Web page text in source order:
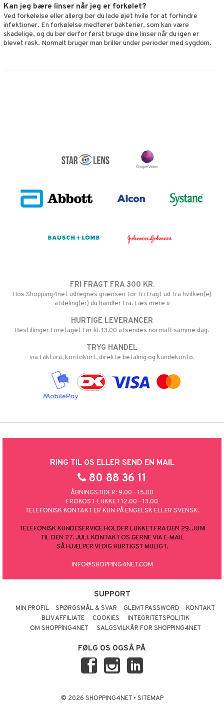
Kan jeg bære linser når jeg er forkølet?
Ved forkølelse eller allergi bør du lade øjet hvile for at forhindre
infektioner. En forkølelse medfører bakterier, som kan være
skadelige, og du bør derfor først bruge dine linser når du igen er
blevet rask. Normalt bruger man briller under perioder med sygdom.
FRI FRAGT FRA 300 KR.
Hos Shopping4net udregnes grænsen for fri fragt ud fra hvilken(e)
afdeling(er) du handler fra. Læs mere »
HURTIGE LEVERANCER
Bestillinger foretaget før kl. 13.00 afsendes normalt samme dag.
TRYG HANDEL
via faktura, kontokort, direkte betaling og kundekonto.
RING TIL OS ELLER SEND EN MAIL
80 88 36 11
ÅBNINGSTIDER: 9.00 - 15.00
FROKOST-LUKKET 12.00 - 13.00
TELEFONISK KONTAKT ER KUN PÅ ENGELSK ELLER SVENSK.
TELEFONISK KUNDESERVICE HOLDER LUKKET FRA DEN 29. JUNI
TIL DEN 27. JULI. KONTAKT OS GERNE VIA E-MAIL
SÅ HJÆLPER VI DIG HURTIGST MULIGT.
INFO@SHOPPING4NET.COM
SUPPORT
MIN PROFIL SPØRGSMÅL & SVAR GLEMT PASSWORD
KONTAKT
BLIV AFFILIATE
COOKIES
INTEGRITETSPOLITIK
OM SHOPPING4NET
SALGSVILKÅR FOR SHOPPING4NET
FØLG OS OGSÅ PÅ
© 2026 SHOPPING4NET • SITEMAP